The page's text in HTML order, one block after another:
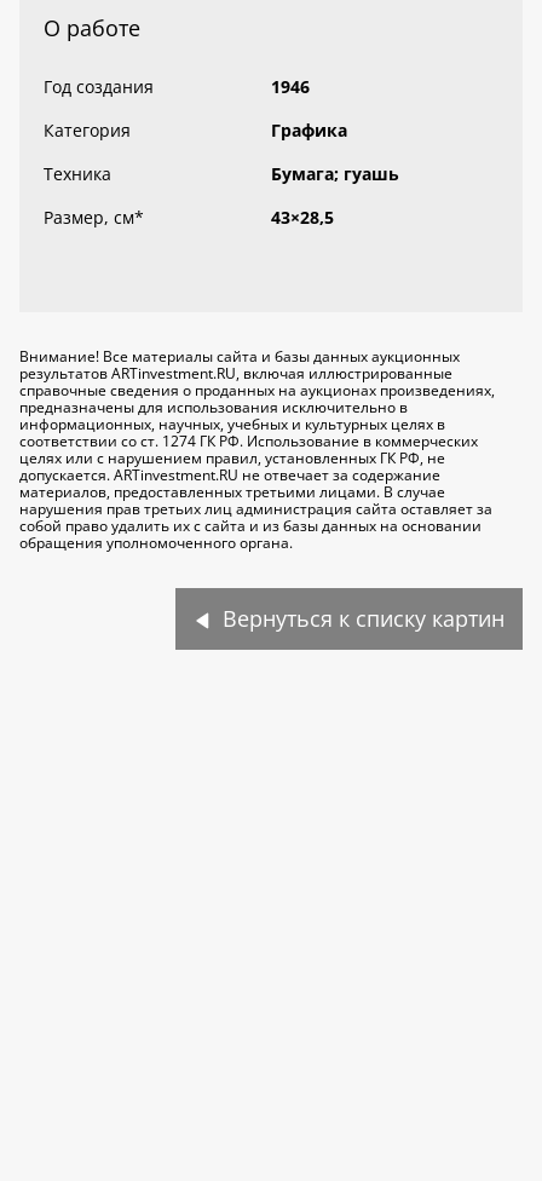
О работе
Год создания
1946
Категория
Графика
Техника
Бумага; гуашь
Размер, см* 43×28,5
Внимание! Все материалы сайта и базы данных аукционных
результатов ARTinvestment.RU, включая иллюстрированные
справочные сведения о проданных на аукционах произведениях,
предназначены для использования исключительно в
информационных, научных, учебных и культурных целях в
соответствии со ст. 1274 ГК РФ. Использование в коммерческих
целях или с нарушением правил, установленных ГК РФ, не
допускается. ARTinvestment.RU не отвечает за содержание
материалов, предоставленных третьими лицами. В случае
нарушения прав третьих лиц администрация сайта оставляет за
собой право удалить их с сайта и из базы данных на основании
обращения уполномоченного органа.
Вернуться к списку картин